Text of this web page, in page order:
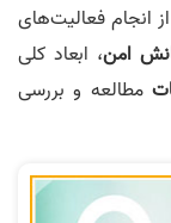
انجام فعالیت‌های
امن، ابعاد کلی
مطالعه و بررسی